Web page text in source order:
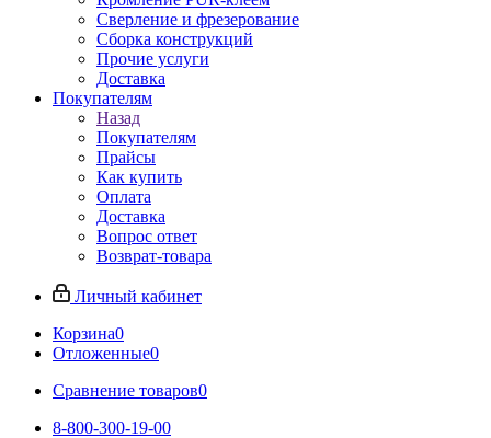
Сверление и фрезерование
Сборка конструкций
Прочие услуги
Доставка
Покупателям
Назад
Покупателям
Прайсы
Как купить
Оплата
Доставка
Вопрос ответ
Возврат-товара
Личный кабинет
Корзина0
Отложенные0
Сравнение товаров0
8-800-300-19-00